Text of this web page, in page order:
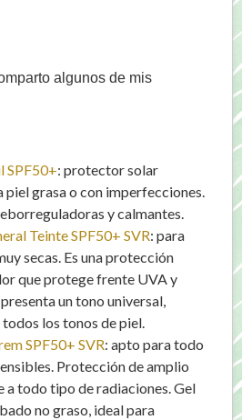
algunos de mis
SPF50+: protector solar
piel grasa o con imperfecciones.
y calmantes.
Teinte SPF50+ SVR: para
secas. Es una protección
que protege frente UVA y
un tono universal,
los tonos de piel.
SPF50+ SVR: apto para todo
Protección de amplio
a todo tipo de radiaciones. Gel
no graso, ideal para